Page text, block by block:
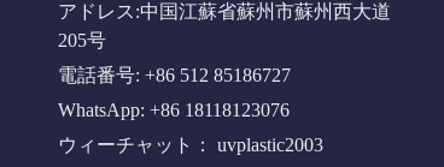
アドレス:中国江蘇省蘇州市蘇州西大道
205号
電話番号: +86 512 85186727
WhatsApp: +86 18118123076
ウィーチャット： uvplastic2003